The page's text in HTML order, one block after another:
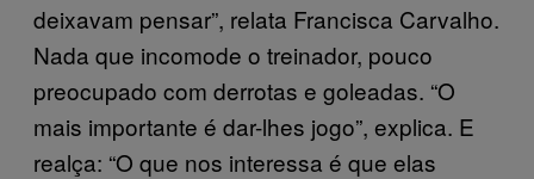
deixavam pensar”, relata Francisca Carvalho.
Nada que incomode o treinador, pouco
preocupado com derrotas e goleadas. “O
mais importante é dar-lhes jogo”, explica. E
realça: “O que nos interessa é que elas